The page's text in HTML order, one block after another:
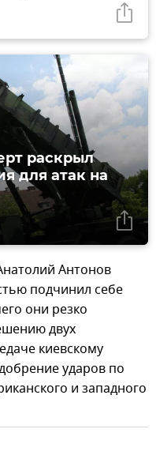
раскрыл
для атак на
Антонов
подчинил себе
они резко
двух
киевскому
ударов по
и западного